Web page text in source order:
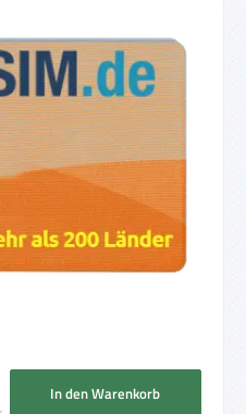
ein oder benutze die Schaltflächen um
In den Warenkorb